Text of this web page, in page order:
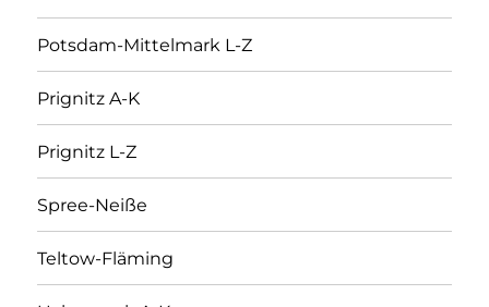
Potsdam-Mittelmark L-Z
Prignitz A-K
Prignitz L-Z
Spree-Neiße
Teltow-Fläming